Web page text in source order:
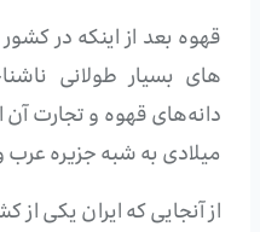
قهوه بعد از اینکه در
های بسیار طولانی
میلادی به شبه جزیره
از آنجایی که ایران یکی